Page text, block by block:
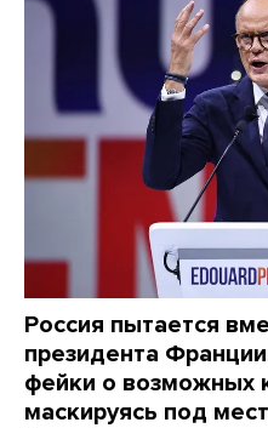
Россия пытается
президента
фейки о возможных
маскируясь под